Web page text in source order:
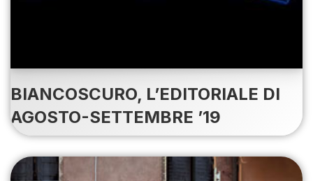
BIANCOSCURO, L’EDITORIALE DI
AGOSTO-SETTEMBRE ’19